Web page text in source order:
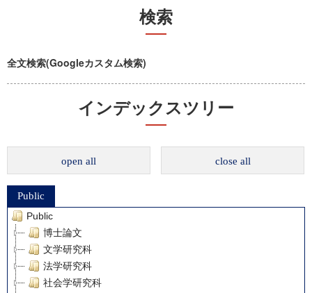
検索
全文検索(Googleカスタム検索)
インデックスツリー
open all close all
Public
Public
博士論文
文学研究科
法学研究科
社会学研究科